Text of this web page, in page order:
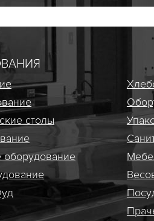
столы
оборудование